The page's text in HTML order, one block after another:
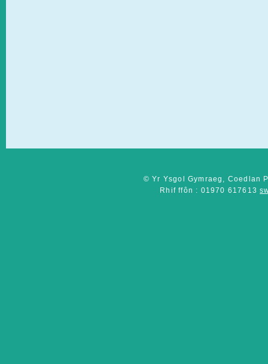
© Yr Ysgol Gymraeg, Coedlan
Rhif ffôn : 01970 617613